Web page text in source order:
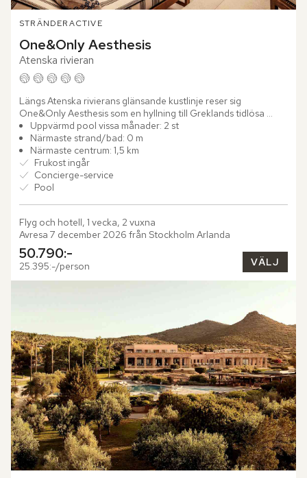
STRÄNDERACTIVE
One&Only Aesthesis
Atenska rivieran
Längs Atenska rivierans glänsande kustlinje reser sig
One&Only Aesthesis som en hyllning till Greklands tidlösa
glamour. Här smälter historiens prakt samman med modern
elegans, där...
Uppvärmd pool vissa månader: 2 st
Närmaste strand/bad: 0 m
Närmaste centrum: 1,5 km
Frukost ingår
Concierge-service
Pool
Flyg och hotell, 1 vecka, 2 vuxna
Avresa 7 december 2026 från Stockholm Arlanda
50.790:-
25.395:-/person VÄLJ